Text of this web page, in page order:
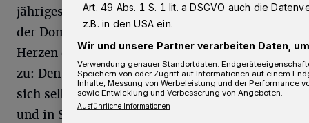
jähriges Bestehen – in Deutschland exklusiv in
der Domstadt! Zuletzt flogen ihnen 2016 die
Herzen des Philharmonie-Publikums nur so
zu: Den Primaballerinen der „Trocks“, wie sie
sich selbst nennen. Allesamt Männer in Tutus
und in Spitzenschuhen – und mit Brusthaar
Art. 49 Abs. 1 S. 1 lit. a DSGVO auch die
z.B. in den USA ein.
Wir und unsere Partner verarbeiten Daten,
Verwendung genauer Standortdaten.
Speichern von oder Zugriff auf Informationen auf einem
Inhalte, Messung von Werbeleistung und der Performance
sowie Entwicklung und Verbesserung von Angeboten.
Ausführliche Informationen